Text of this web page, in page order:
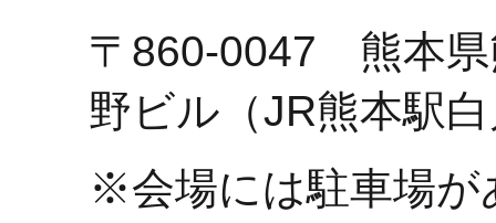
〒860-0047 熊本県
野ビル（JR熊本駅
※会場には駐車場が